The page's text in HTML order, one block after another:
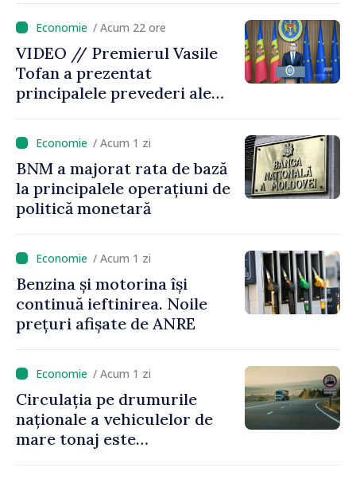
este estimată în scădere
/ Acum 22 ore
VIDEO // Premierul Vasile
Tofan a prezentat
principalele prevederi ale
2027
/ Acum 1 zi
BNM a majorat rata de bază
la principalele operațiuni de
politică monetară
/ Acum 1 zi
Benzina și motorina își
continuă ieftinirea. Noile
prețuri afișate de ANRE
/ Acum 1 zi
Circulația pe drumurile
naționale a vehiculelor de
mare tonaj este